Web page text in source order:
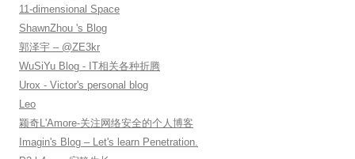
11-dimensional Space
ShawnZhou 's Blog
郭泽宇 – @ZE3kr
WuSiYu Blog - IT相关各种折腾
Urox - Victor's personal blog
Leo
颖奇L'Amore-关注网络安全的个人博客
Imagin's Blog – Let's learn Penetration.